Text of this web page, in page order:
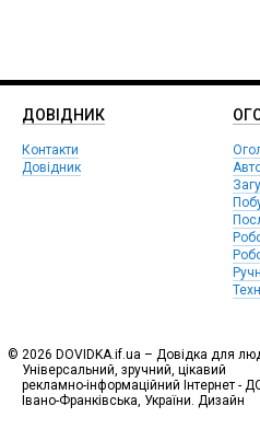
ДОВІДНИК
Контакти
Довідник
© 2026 DOVIDKA.if.ua – Довідка для
Універсальний, зручний, цікавий
рекламно-інформаційний Інтернет -
Івано-Франківська, України. Дизайн